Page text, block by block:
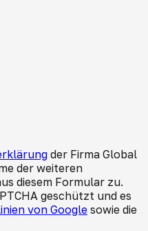
der Firma Global
der weiteren
diesem Formular zu.
geschützt und es
von Google sowie die